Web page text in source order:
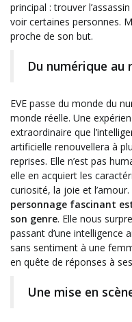
principal : trouver
voir certaines personnes.
proche de son but.
Du numérique au
EVE passe du monde du
monde réelle. Une
extraordinaire que
artificielle renouvellera à
reprises. Elle n’est pas
elle en acquiert les
curiosité, la joie et l’amour.
personnage fascinant
son genre. Elle nous
passant d’une intelligence
sans sentiment à une
en quête de réponses à
Une mise en